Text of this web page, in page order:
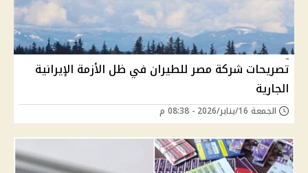
تصريحات شركة مصر للطيران في ظل الأزمة الإيرانية
الجارية
الجمعة 16/يناير/2026 - 08:38 م